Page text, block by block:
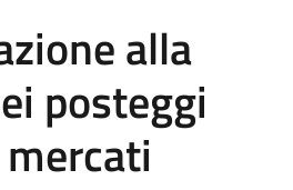
alla
posteggi